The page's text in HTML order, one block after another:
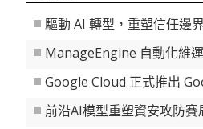
驅動 AI 轉型，重塑信任邊
ManageEngine 自動化維
Google Cloud 正式推出
前沿AI模型重塑資安攻防